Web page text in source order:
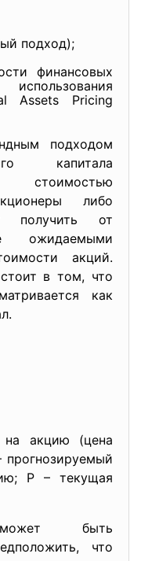
подход);
финансовых
Assets Pricing
подходом
капитала
стоимостью
либо
получить от
ожидаемыми
акций.
в том, что
как
акцию (цена
прогнозируемый
P – текущая
быть
что